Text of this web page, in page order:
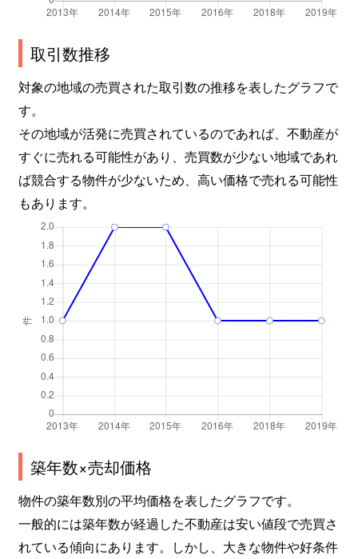
取引数推移
対象の地域の売買された取引数の推移を表したグラフで
す。
その地域が活発に売買されているのであれば、不動産が
すぐに売れる可能性があり、売買数が少ない地域であれ
ば競合する物件が少ないため、高い価格で売れる可能性
もあります。
築年数×売却価格
物件の築年数別の平均価格を表したグラフです。
一般的には築年数が経過した不動産は安い値段で売買さ
れている傾向にあります。しかし、大きな物件や好条件